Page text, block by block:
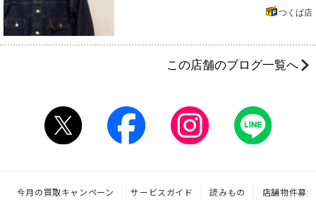
つくば店
この店舗のブログ一覧へ
今月の買取キャンペーン サービスガイド 読みもの 店舗物件募集